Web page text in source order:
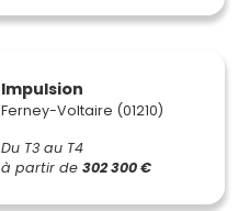
Impulsion
Ferney-Voltaire (01210)
Du T3 au T4
à partir de 302 300 €